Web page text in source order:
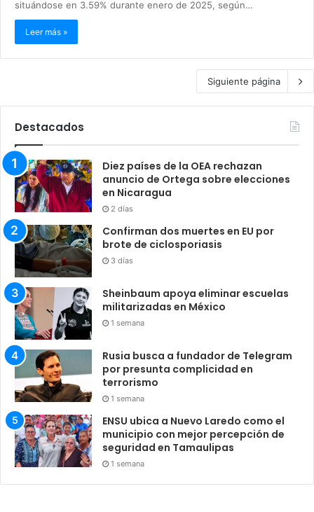
situándose en 3.59% durante enero de 2025, según…
Leer más »
Siguiente página
Destacados
Diez países de la OEA rechazan
anuncio de Ortega sobre elecciones
en Nicaragua
2 días
Confirman dos muertes en EU por
brote de ciclosporiasis
3 días
Sheinbaum apoya eliminar escuelas
militarizadas en México
1 semana
Rusia busca a fundador de Telegram
por presunta complicidad en
terrorismo
1 semana
ENSU ubica a Nuevo Laredo como el
municipio con mejor percepción de
seguridad en Tamaulipas
1 semana